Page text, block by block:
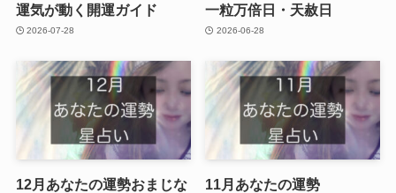
運気が動く開運ガイド
2026-07-28
一粒万倍日・天赦日
2026-06-28
12月あなたの運勢おまじな
11月あなたの運勢